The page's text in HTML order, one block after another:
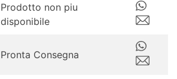
Prodotto non piu
disponibile
Pronta Consegna